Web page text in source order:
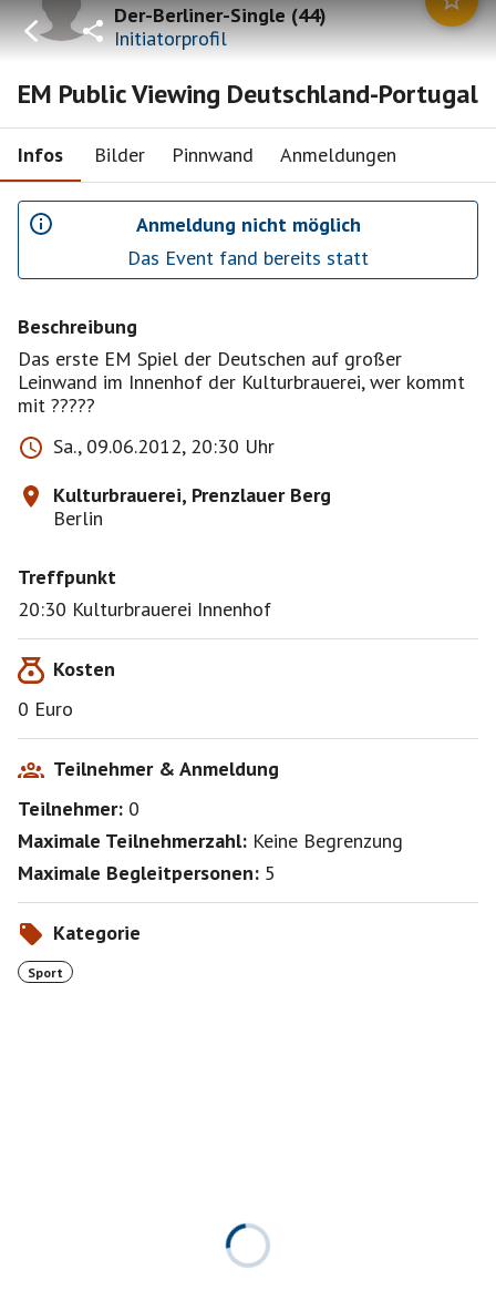
Der-Berliner-Single(44)
Initiatorprofil
EM Public Viewing Deutschland-Portugal
Infos Bilder Pinnwand Anmeldungen
Anmeldung nicht möglich
Das Event fand bereits statt
Beschreibung
Das erste EM Spiel der Deutschen auf großer
Leinwand im Innenhof der Kulturbrauerei, wer kommt
mit ?????
Sa., 09.06.2012, 20:30 Uhr
Kulturbrauerei, Prenzlauer Berg
Berlin
Treffpunkt
20:30 Kulturbrauerei Innenhof
Kosten
0 Euro
Teilnehmer & Anmeldung
Teilnehmer: 0
Maximale Teilnehmerzahl: Keine Begrenzung
Maximale Begleitpersonen: 5
Kategorie
Sport